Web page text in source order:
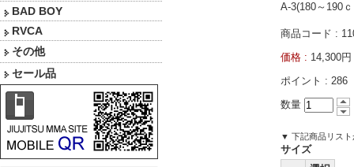
BAD BOY
RVCA
その他
セール品
A-3(180～190
商品コード :
価格 : 14,300
ポイント : 286
数量
▼ 下記商品リスト
サイズ